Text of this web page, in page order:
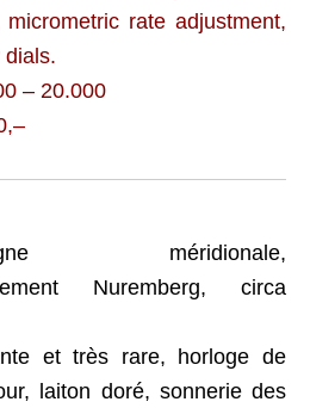
rate adjustment,
dials.
– 20.000
méridionale,
Nuremberg, circa
et très rare, horloge de
laiton doré, sonnerie des